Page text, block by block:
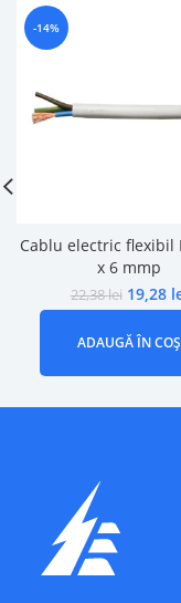
-14%
Cablu electric flexibil
x 6 mmp
22,38lei 19,28
ADAUGĂ ÎN COȘ